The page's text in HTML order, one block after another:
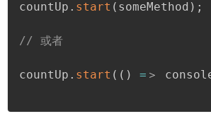
countUp . start ( someMethod ) ;
// 或者
countUp . start ( ( ) = ＞